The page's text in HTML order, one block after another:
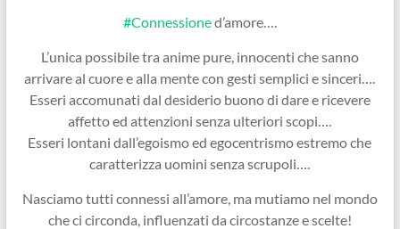
#Connessioned’amore….
L’unica possibile tra anime pure, innocenti che sanno
arrivare al cuore e alla mente con gesti semplici e sinceri….
Esseri accomunati dal desiderio buono di dare e ricevere
affetto ed attenzioni senza ulteriori scopi….
Esseri lontani dall’egoismo ed egocentrismo estremo che
caratterizza uomini senza scrupoli….
Nasciamo tutti connessi all’amore, ma mutiamo nel mondo
che ci circonda, influenzati da circostanze e scelte!